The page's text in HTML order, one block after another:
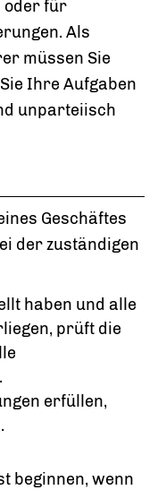
oder für
Als
müssen Sie
Ihre Aufgaben
unparteiisch
Geschäftes
der zuständigen
haben und alle
prüft die
erfüllen,
beginnen, wenn